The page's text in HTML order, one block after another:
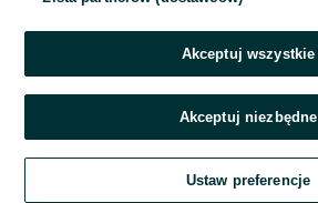
Akceptuj wszystkie
Akceptuj niezbędne
Ustaw preferencje